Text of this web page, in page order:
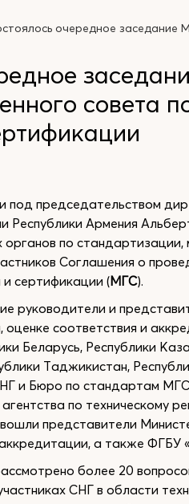
очередное заседание
совета
под председательством
Республики Армения
по
Соглашения о
сертификации (МГС).
руководители и
соответствия и
Беларусь, Республики
Таджикистан,
и Бюро по стандартам
по техническому
представители
а также ФГБУ
более 20
СНГ в области